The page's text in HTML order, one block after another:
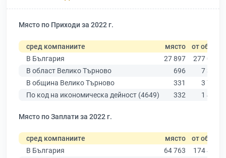
Място по Приходи за 2022 г.
сред компаниите място от общо
В България
27 897
277 019
В област Велико Търново
696
7 358
В община Велико Търново
331
3 762
По код на икономическа дейност (4649)
332 1 440
Място по Заплати за 2022 г.
сред компаниите място от общо
В България
64 763
174 403